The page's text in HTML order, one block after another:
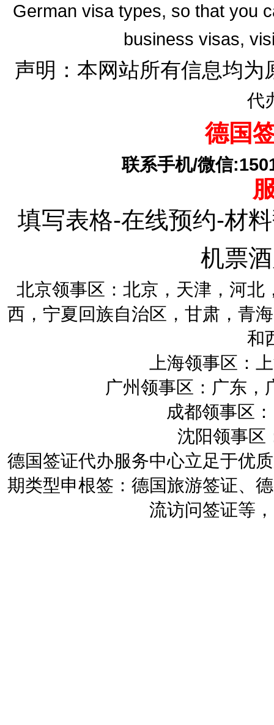
German visa types, so that you
business visas,
声明：本网站所有信息均为
代
德国
联系手机/微信
填写表格-在线预约-材
机票
北京领事区：北京，天津，河
西，宁夏回族自治区，甘肃，青
和
上海领事区：
广州领事区：广东，
成都领事区
沈阳领事区
德国签证代办服务中心立足于优
期类型申根签：德国旅游签证、
流访问签证等